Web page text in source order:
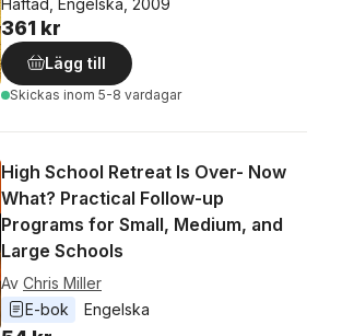
361 kr
Lägg till
Skickas inom 5-8 vardagar
High School Retreat Is Over- Now
What? Practical Follow-up
Programs for Small, Medium, and
Large Schools
Av Chris Miller
E-bok
Engelska